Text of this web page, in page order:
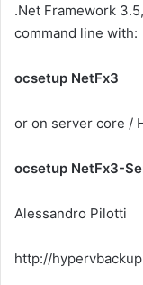
.Net Framework
command line with:
ocsetup NetFx3
or on server core /
ocsetup NetFx3-
Alessandro Pilotti
http://